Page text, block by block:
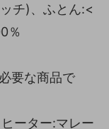
チ)、ふとん:<
％
要な商品で
ーター:マレー